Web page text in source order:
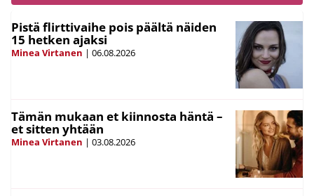
Pistä flirttivaihe pois päältä näiden
15 hetken ajaksi
Minea Virtanen | 06.08.2026
Tämän mukaan et kiinnosta häntä –
et sitten yhtään
Minea Virtanen | 03.08.2026